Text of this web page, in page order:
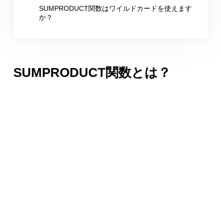
SUMPRODUCT関数はワイルドカードを使えます
か？
SUMPRODUCT関数とは？